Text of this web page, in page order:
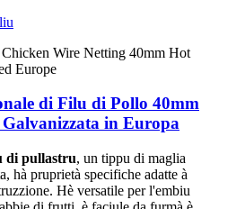
di Filu di Pollo 40mm
in Europa
di pullastru, un tippu di maglia
hà pruprietà specifiche adatte à
Hè versatile per l'embiu